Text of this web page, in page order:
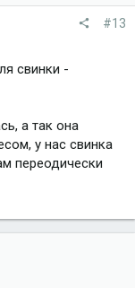
#13
свинки -
а так она
у нас свинка
переодически